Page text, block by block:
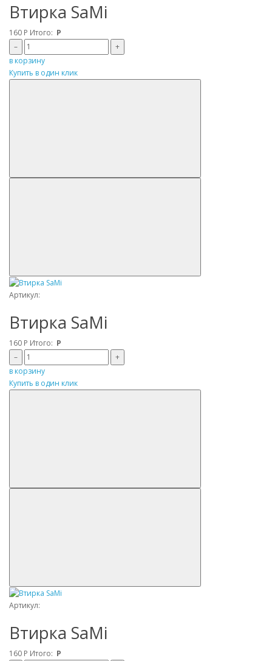
Втирка SaMi
160 Р Итого: Р
–
+
в корзину
Купить в один клик
Артикул:
Втирка SaMi
160 Р Итого: Р
–
+
в корзину
Купить в один клик
Артикул:
Втирка SaMi
160 Р Итого: Р